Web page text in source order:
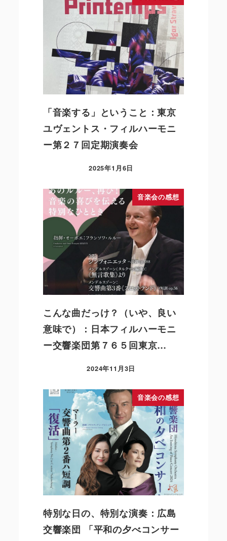
「音楽する」ということ：東京
ユヴェントス・フィルハーモニ
ー第２７回定期演奏会
2025年1月6日
音楽会の感想
こんな曲だっけ？（いや、良い
意味で）：日本フィルハーモニ
ー交響楽団第７６５回東京…
2024年11月3日
音楽会の感想
特別な日の、特別な演奏：広島
交響楽団 「平和の夕べコンサー